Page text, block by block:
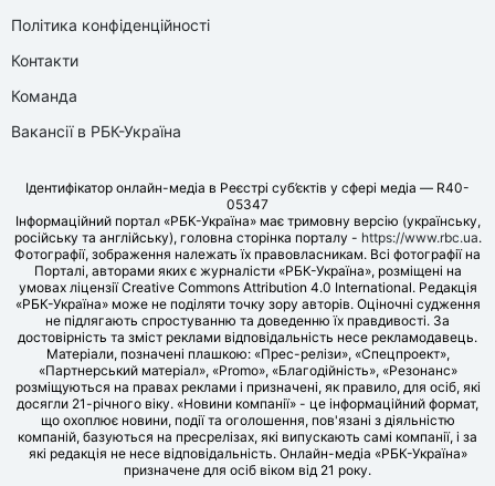
Політика конфіденційності
Контакти
Команда
Вакансії в РБК-Україна
Ідентифікатор онлайн-медіа в Реєстрі суб’єктів у сфері медіа — R40-
05347
Інформаційний портал «РБК-Україна» має тримовну версію (українську,
російську та англійську), головна сторінка порталу - https://www.rbc.ua.
Фотографії, зображення належать їх правовласникам. Всі фотографії на
Порталі, авторами яких є журналісти «РБК-Україна», розміщені на
умовах ліцензії Creative Commons Attribution 4.0 International. Редакція
«РБК-Україна» може не поділяти точку зору авторів. Оціночні судження
не підлягають спростуванню та доведенню їх правдивості. За
достовірність та зміст реклами відповідальність несе рекламодавець.
Матеріали, позначені плашкою: «Прес-релізи», «Спецпроект»,
«Партнерський матеріал», «Promo», «Благодійність», «Резонанс»
розміщуються на правах реклами і призначені, як правило, для осіб, які
досягли 21-річного віку. «Новини компанії» - це інформаційний формат,
що охоплює новини, події та оголошення, пов'язані з діяльністю
компаній, базуються на пресрелізах, які випускають самі компанії, і за
які редакція не несе відповідальність. Онлайн-медіа «РБК-Україна»
призначене для осіб віком від 21 року.